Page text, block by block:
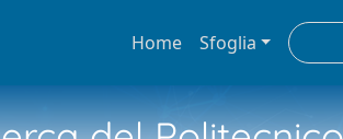
Home Sfoglia